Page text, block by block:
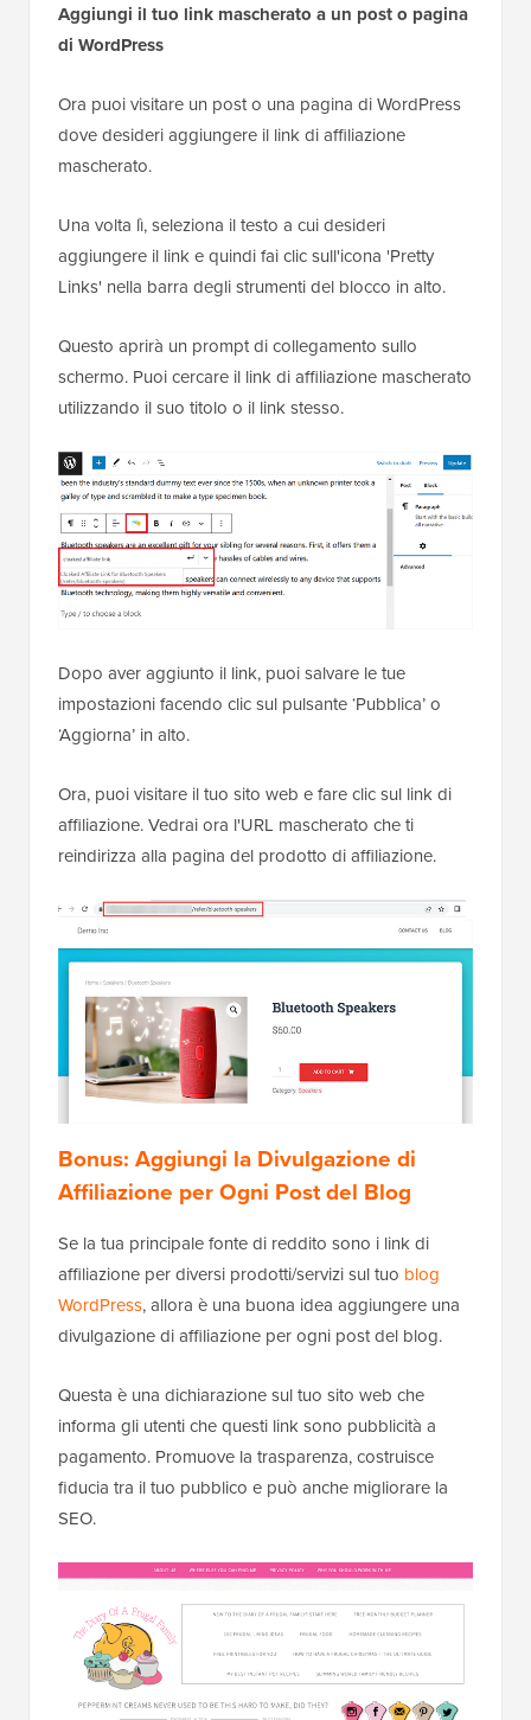
Aggiungi il tuo link mascherato a un post o pagina
di WordPress
Ora puoi visitare un post o una pagina di WordPress
dove desideri aggiungere il link di affiliazione
mascherato.
Una volta lì, seleziona il testo a cui desideri
aggiungere il link e quindi fai clic sull'icona 'Pretty
Links' nella barra degli strumenti del blocco in alto.
Questo aprirà un prompt di collegamento sullo
schermo. Puoi cercare il link di affiliazione mascherato
utilizzando il suo titolo o il link stesso.
Dopo aver aggiunto il link, puoi salvare le tue
impostazioni facendo clic sul pulsante ‘Pubblica’ o
‘Aggiorna’ in alto.
Ora, puoi visitare il tuo sito web e fare clic sul link di
affiliazione. Vedrai ora l'URL mascherato che ti
reindirizza alla pagina del prodotto di affiliazione.
Bonus: Aggiungi la Divulgazione di
Affiliazione per Ogni Post del Blog
Se la tua principale fonte di reddito sono i link di
affiliazione per diversi prodotti/servizi sul tuo blog
WordPress, allora è una buona idea aggiungere una
divulgazione di affiliazione per ogni post del blog.
Questa è una dichiarazione sul tuo sito web che
informa gli utenti che questi link sono pubblicità a
pagamento. Promuove la trasparenza, costruisce
fiducia tra il tuo pubblico e può anche migliorare la
SEO.